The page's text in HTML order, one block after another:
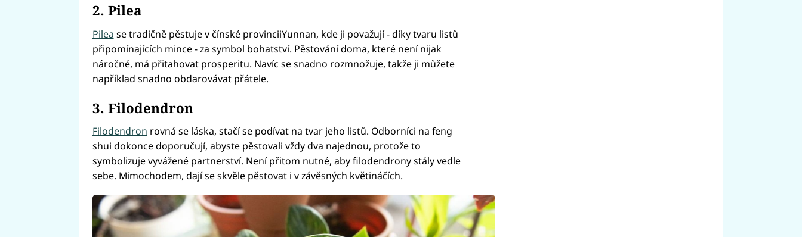
2. Pilea
Pilea se tradičně pěstuje v čínské provinciiYunnan, kde ji považují - díky tvaru listů
připomínajících mince - za symbol bohatství. Pěstování doma, které není nijak
náročné, má přitahovat prosperitu. Navíc se snadno rozmnožuje, takže ji můžete
například snadno obdarovávat přátele.
3. Filodendron
Filodendron rovná se láska, stačí se podívat na tvar jeho listů. Odborníci na feng
shui dokonce doporučují, abyste pěstovali vždy dva najednou, protože to
symbolizuje vyvážené partnerství. Není přitom nutné, aby filodendrony stály vedle
sebe. Mimochodem, dají se skvěle pěstovat i v závěsných květináčích.